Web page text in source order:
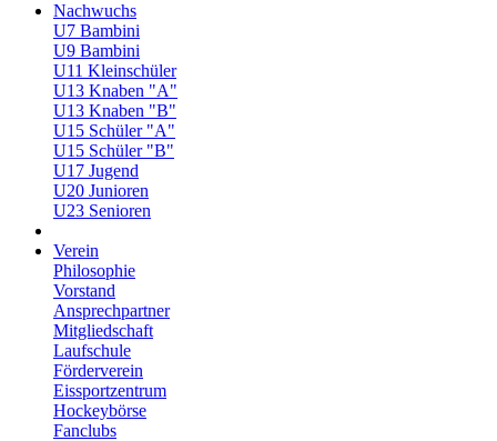
Nachwuchs
U7 Bambini
U9 Bambini
U11 Kleinschüler
U13 Knaben "A"
U13 Knaben "B"
U15 Schüler "A"
U15 Schüler "B"
U17 Jugend
U20 Junioren
U23 Senioren
Verein
Philosophie
Vorstand
Ansprechpartner
Mitgliedschaft
Laufschule
Förderverein
Eissportzentrum
Hockeybörse
Fanclubs